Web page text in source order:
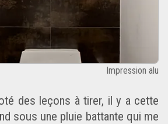
Impression alu
des leçons à tirer, il y a cette
sous une pluie battante qui me